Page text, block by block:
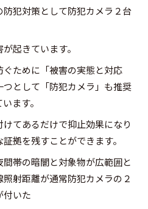
犯対策として防犯カメラ２台
起きています。
ために「被害の実態と対応
として「防犯カメラ」も推奨
ます。
てあるだけで抑止効果になり
拠を残すことができます。
帯の暗闇と対象物が広範囲と
射距離が通常防犯カメラの２
付いた